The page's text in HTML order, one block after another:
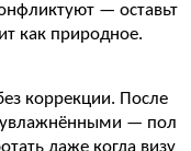
— оставьт
как природное.
коррекции. После
увлажнёнными — пол
даже когда визу